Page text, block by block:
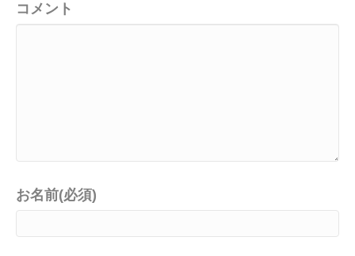
コメント
お名前(必須)